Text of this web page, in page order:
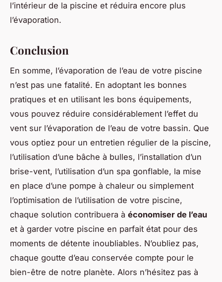
l’intérieur de la piscine et réduira encore plus
l’évaporation.
Conclusion
En somme, l’évaporation de l’eau de votre piscine
n’est pas une fatalité. En adoptant les bonnes
pratiques et en utilisant les bons équipements,
vous pouvez réduire considérablement l’effet du
vent sur l’évaporation de l’eau de votre bassin. Que
vous optiez pour un entretien régulier de la piscine,
l’utilisation d’une bâche à bulles, l’installation d’un
brise-vent, l’utilisation d’un spa gonflable, la mise
en place d’une pompe à chaleur ou simplement
l’optimisation de l’utilisation de votre piscine,
chaque solution contribuera à économiser de l’eau
et à garder votre piscine en parfait état pour des
moments de détente inoubliables. N’oubliez pas,
chaque goutte d’eau conservée compte pour le
bien-être de notre planète. Alors n’hésitez pas à